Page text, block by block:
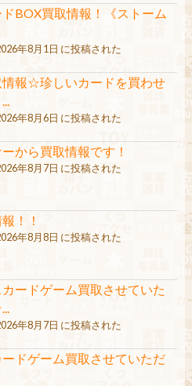
BOX買取情報！《ストーム
年8月1日 に投稿された
報☆珍しいカードを買わせ
年8月6日 に投稿された
から買取情報です！
年8月7日 に投稿された
！！
年8月8日 に投稿された
ードゲーム買取させていた
年8月7日 に投稿された
ドゲーム買取させていただ